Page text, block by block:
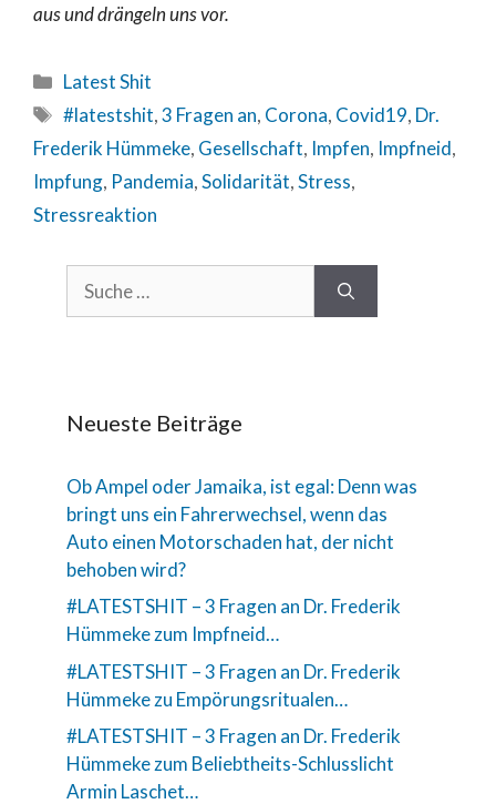
aus und drängeln uns vor.
Latest Shit
#latestshit,3 Fragen an, Corona, Covid19, Dr.
Frederik Hümmeke, Gesellschaft, Impfen, Impfneid,
Impfung, Pandemia,Solidarität,Stress,
Stressreaktion
Neueste Beiträge
Ob Ampel oder Jamaika, ist egal: Denn was
bringt uns ein Fahrerwechsel, wenn das
Auto einen Motorschaden hat, der nicht
behoben wird?
#LATESTSHIT – 3 Fragen an Dr. Frederik
Hümmeke zum Impfneid…
#LATESTSHIT – 3 Fragen an Dr. Frederik
Hümmeke zu Empörungsritualen…
#LATESTSHIT – 3 Fragen an Dr. Frederik
Hümmeke zum Beliebtheits-Schlusslicht
Armin Laschet…